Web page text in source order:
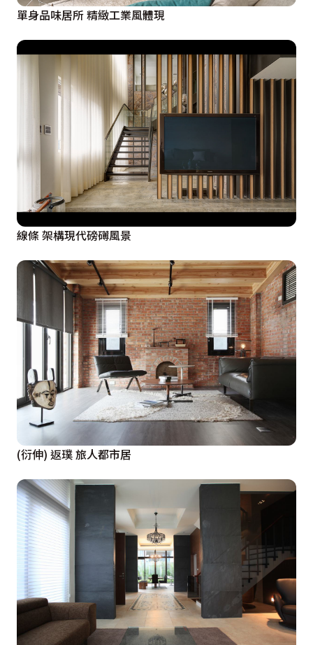
單身品味居所 精緻工業風體現
線條 架構現代磅礡風景
(衍伸) 返璞 旅人都市居